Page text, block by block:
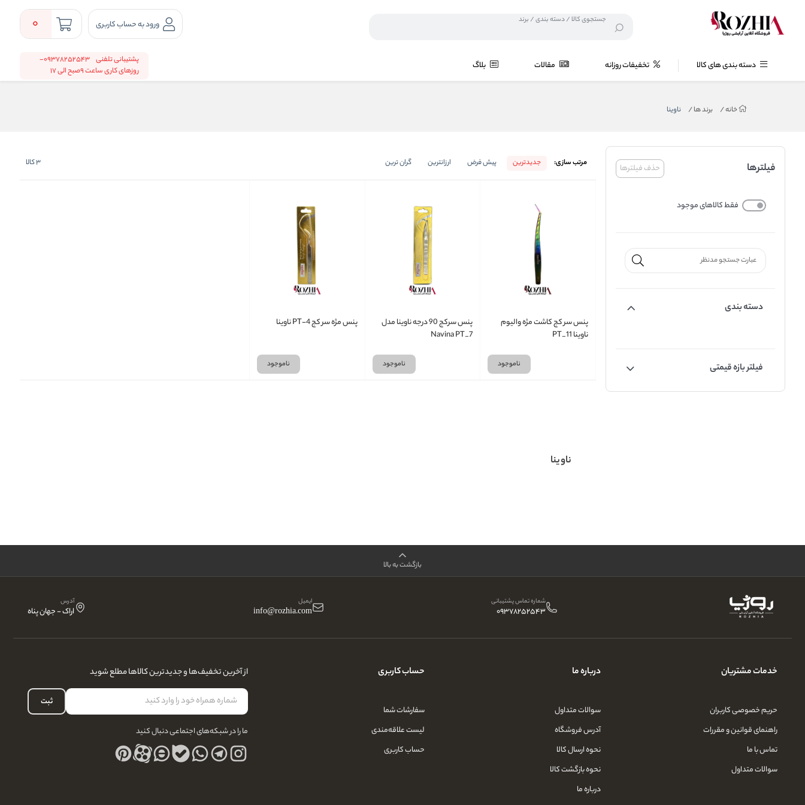
ورود به حساب کاربری 0
دسته بندی های کالا تخفیفات روزانه مقالات بلاگ پشتیبانی تلفنی
09378252543-
روزهای کاری ساعت 9صبح الی 17
خانه/ برند ها/ ناوینا
حذف فیلترها فیلترها
فقط کالاهای موجود
دسته بندی
فیلتر بازه قیمتی
مرتب سازی: جدیدترین پیش فرض ارزانترین گران ترین 3کالا
پنس سر کج کاشت مژه والیوم
ناوینا PT_11
ناموجود
پنس سرکج 90 درجه ناوینا مدل
Navina PT_7
ناموجود
پنس مژه سر کج PT-4 ناوینا
ناموجود
ناوینا
بازگشت به بالا
شماره تماس پشتیبانی
09378252543
ایمیل
info@rozhia.com
آدرس
اراک - جهان پناه
خدمات مشتریان
حریم خصوصی کاربران
راهنمای قوانین و مقررات
تماس با ما
سوالات متداول
درباره ما
سوالات متداول
آدرس فروشگاه
نحوه ارسال کالا
نحوه بازگشت کالا
درباره ما
حساب کاربری
سفارشات شما
لیست علاقه‌مندی
حساب کاربری
از آخرین تخفیف‌ها و جدیدترین کالاها مطلع شوید
ثبت
ما را در شبکه‌های اجتماعی دنبال کنید